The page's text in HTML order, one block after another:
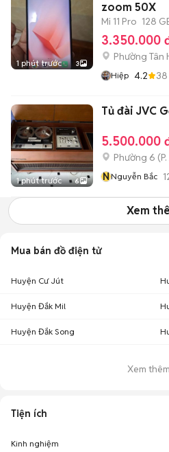
1 phút trước 3
zoom 50X
Mi 11 Pro 128
3.350.000
Phường Tân
Hiệp 4.2 38
1 phút trước 6
Tủ đài JVC
5.500.000
Phường 6 (
NNguyễn Bắc
Xem
Mua bán đồ điện tử
Huyện Cư Jút
Huyện Đắk Mil
Huyện Đắk Song
Xem thêm
Tiện ích
Kinh nghiệm